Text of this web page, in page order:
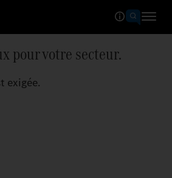
pour votre secteur.
exigée.